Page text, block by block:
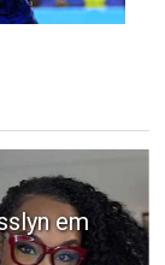
em